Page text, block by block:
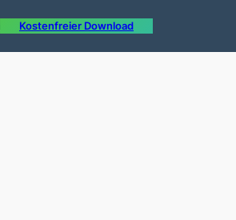
Kostenfreier Download